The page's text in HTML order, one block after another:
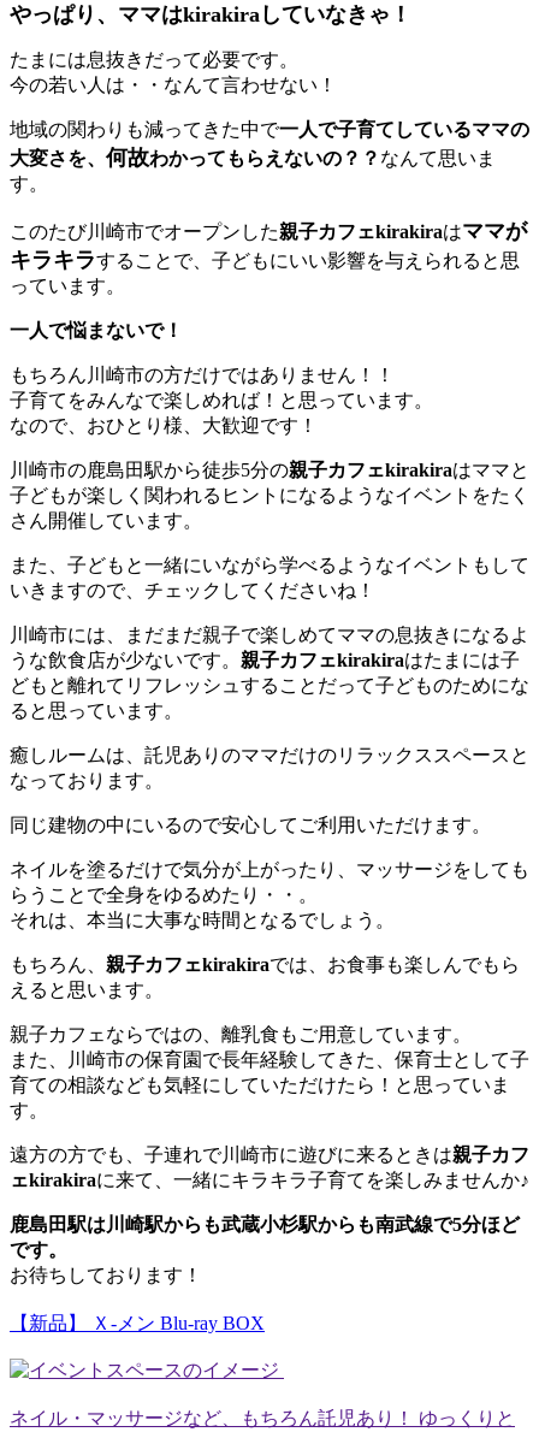
やっぱり、ママはkirakiraしていなきゃ！
たまには息抜きだって必要です。
今の若い人は・・なんて言わせない！
地域の関わりも減ってきた中で一人で子育てしているママの
大変さを、 何故わかってもらえないの？？ なんて思いま
す。
このたび川崎市でオープンした親子カフェkirakiraはママが
キラキラすることで、子どもにいい影響を与えられると思
っています。
一人で悩まないで！
もちろん川崎市の方だけではありません！！
子育てをみんなで楽しめれば！と思っています。
なので、おひとり様、大歓迎です！
川崎市の鹿島田駅から徒歩5分の親子カフェkirakiraはママと
子どもが楽しく関われるヒントになるようなイベントをたく
さん開催しています。
また、子どもと一緒にいながら学べるようなイベントもして
いきますので、チェックしてくださいね！
川崎市には、まだまだ親子で楽しめてママの息抜きになるよ
うな飲食店が少ないです。 親子カフェkirakiraはたまには子
どもと離れてリフレッシュすることだって子どものためにな
ると思っています。
癒しルームは、託児ありのママだけのリラックススペースと
なっております。
同じ建物の中にいるので安心してご利用いただけます。
ネイルを塗るだけで気分が上がったり、マッサージをしても
らうことで全身をゆるめたり・・。
それは、本当に大事な時間となるでしょう。
もちろん、 親子カフェkirakiraでは、お食事も楽しんでもら
えると思います。
親子カフェならではの、離乳食もご用意しています。
また、川崎市の保育園で長年経験してきた、保育士として子
育ての相談なども気軽にしていただけたら！と思っていま
す。
遠方の方でも、子連れで川崎市に遊びに来るときは親子カフ
ェkirakiraに来て、一緒にキラキラ子育てを楽しみませんか♪
鹿島田駅は川崎駅からも武蔵小杉駅からも南武線で5分ほど
です。
お待ちしております！
【新品】 Ｘ-メン Blu-ray BOX
ネイル・マッサージなど、もちろん託児あり！ ゆっくりと